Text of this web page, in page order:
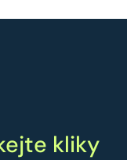
kliky